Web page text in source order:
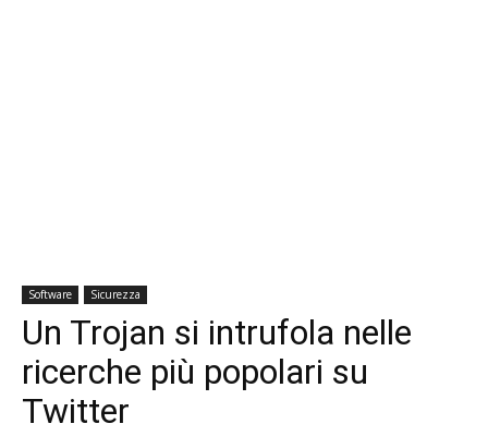
Software Sicurezza
Un Trojan si intrufola nelle
ricerche più popolari su
Twitter